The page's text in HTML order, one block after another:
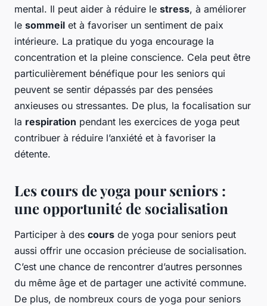
mental. Il peut aider à réduire le stress, à améliorer
le sommeil et à favoriser un sentiment de paix
intérieure. La pratique du yoga encourage la
concentration et la pleine conscience. Cela peut être
particulièrement bénéfique pour les seniors qui
peuvent se sentir dépassés par des pensées
anxieuses ou stressantes. De plus, la focalisation sur
la respiration pendant les exercices de yoga peut
contribuer à réduire l’anxiété et à favoriser la
détente.
Les cours de yoga pour seniors :
une opportunité de socialisation
Participer à des cours de yoga pour seniors peut
aussi offrir une occasion précieuse de socialisation.
C’est une chance de rencontrer d’autres personnes
du même âge et de partager une activité commune.
De plus, de nombreux cours de yoga pour seniors